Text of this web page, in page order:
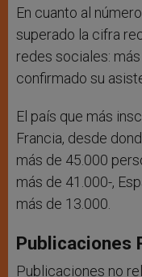
En cuanto al
superado la cifra
redes sociales:
confirmado su
El país que más
Francia, desde
más de 45.000
más de 41.000-,
más de 13.000.
Publicaciones
Publicaciones no